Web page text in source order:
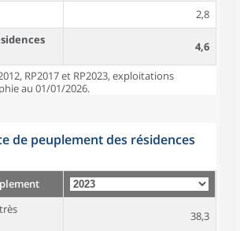
2,8
4,6
RP2017 et RP2023, exploitations
au 01/01/2026.
de peuplement des résidences
38,3